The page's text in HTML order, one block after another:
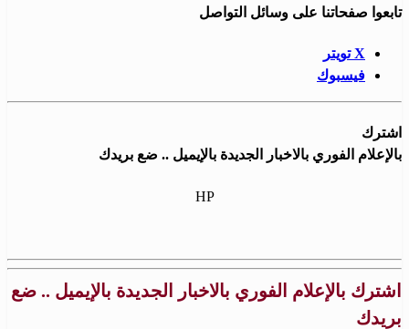
تابعوا صفحاتنا على وسائل التواصل
X تويتر
فيسبوك
اشترك
بالإعلام الفوري بالاخبار الجديدة بالإيميل .. ضع بريدك
HP
اشترك بالإعلام الفوري بالاخبار الجديدة بالإيميل .. ضع
بريدك